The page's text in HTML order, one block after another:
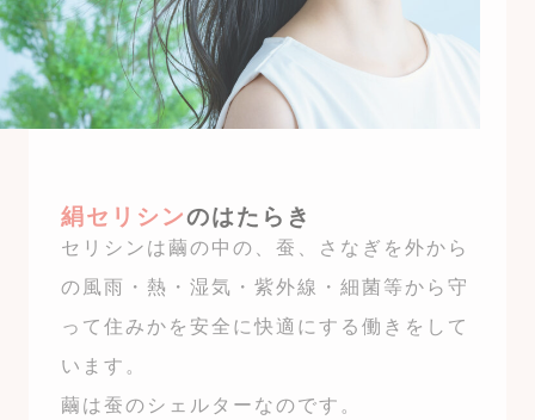
絹セリシンのはたらき
セリシンは繭の中の、蚕、さなぎを外から
の風雨・熱・湿気・紫外線・細菌等から守
って住みかを安全に快適にする働きをして
います。
繭は蚕のシェルターなのです。